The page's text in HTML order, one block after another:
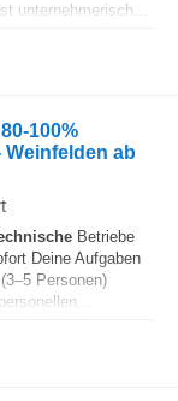
unternehmerisch...
100%
ab
Betriebe
Deine Aufgaben
Personen)